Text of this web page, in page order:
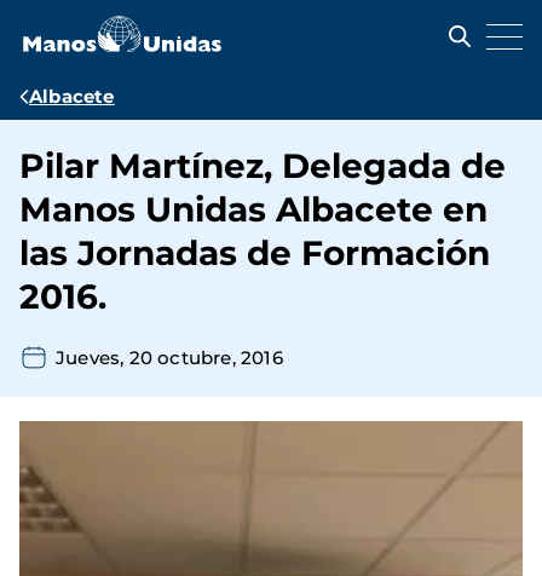
contenido
Ruta
navegación
Albacete
Pilar Martínez, Delegada de
Manos Unidas Albacete en
las Jornadas de Formación
2016.
Jueves, 20 octubre, 2016